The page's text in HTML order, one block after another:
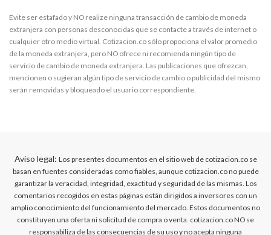
Evite ser estafado y NO realize ninguna transacción de cambio de moneda
extranjera con personas desconocidas que se contacte a través de internet o
cualquier otro medio virtual. Cotizacion.co sólo propociona el valor promedio
de la moneda extranjera, pero NO ofrece ni recomienda ningún tipo de
servicio de cambio de moneda extranjera. Las publicaciones que ofrezcan,
mencionen o sugieran algún tipo de servicio de cambio o publicidad del mismo
serán removidas y bloqueado el usuario correspondiente.
Aviso legal: Los presentes documentos en el sitio web de cotizacion.co se
basan en fuentes consideradas como fiables, aunque cotizacion.co no puede
garantizar la veracidad, integridad, exactitud y seguridad de las mismas. Los
comentarios recogidos en estas páginas están dirigidos a inversores con un
amplio conocimiento del funcionamiento del mercado. Estos documentos no
constituyen una oferta ni solicitud de compra o venta. cotizacion.co NO se
responsabiliza de las consecuencias de su uso y no acepta ninguna